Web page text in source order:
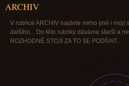
ARCHIV
V rubrice ARCHIV najdete mimo jiné i mojí
dalšího... Do této rubriky dáváme starší a
ROZHODNĚ STOJÍ ZA TO SE PODÍVAT...